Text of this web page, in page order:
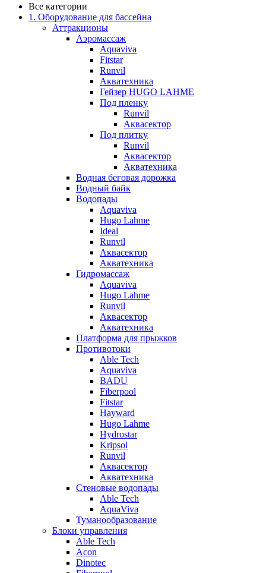
Все категории
1. Оборудование для бассейна
Аттракционы
Аэромассаж
Aquaviva
Fitstar
Runvil
Акватехника
Гейзер HUGO LAHME
Под пленку
Runvil
Аквасектор
Под плитку
Runvil
Аквасектор
Акватехника
Водная беговая дорожка
Водный байк
Водопады
Aquaviva
Hugo Lahme
Ideal
Runvil
Аквасектор
Акватехника
Гидромассаж
Aquaviva
Hugo Lahme
Runvil
Аквасектор
Акватехника
Платформа для прыжков
Противотоки
Able Tech
Aquaviva
BADU
Fiberpool
Fitstar
Hayward
Hugo Lahme
Hydrostar
Kripsol
Runvil
Аквасектор
Акватехника
Стеновые водопады
Able Tech
AquaViva
Туманообразование
Блоки управления
Able Tech
Acon
Dinotec